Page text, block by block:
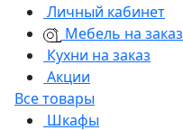
Личный кабинет
Мебель на заказ
Кухни на заказ
Акции
Все товары
Шкафы